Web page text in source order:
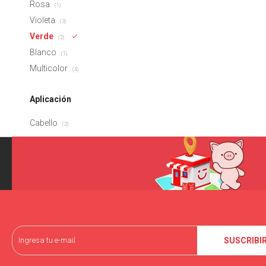
Rosa (1)
Violeta (3)
Verde (2)
Blanco (1)
Multicolor (4)
Aplicación
Cabello (2)